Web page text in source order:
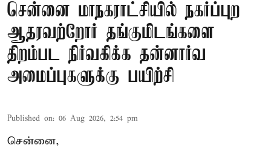
சென்னை மாநகராட்சியில் நகர்ப்புற
ஆதரவற்றோர் தங்குமிடங்களை
திறம்பட நிர்வகிக்க தன்னார்வ
அமைப்புகளுக்கு பயிற்சி
Published on: 06 Aug 2026, 2:54 pm
சென்னை,